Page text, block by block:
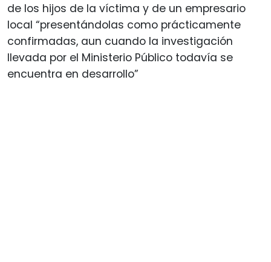
de los hijos de la víctima y de un empresario
local “presentándolas como prácticamente
confirmadas, aun cuando la investigación
llevada por el Ministerio Público todavía se
encuentra en desarrollo”